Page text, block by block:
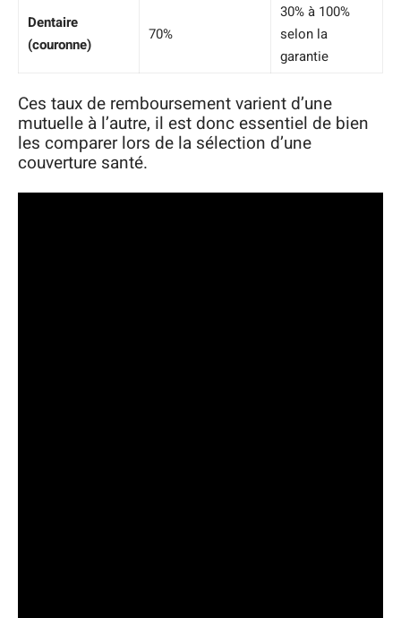
Dentaire
(couronne)
70%
30% à 100%
selon la
garantie
Ces taux de remboursement varient d’une
mutuelle à l’autre, il est donc essentiel de bien
les comparer lors de la sélection d’une
couverture santé.